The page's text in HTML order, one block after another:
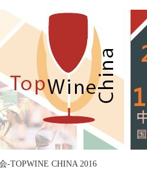
-TOPWINE CHINA 2016